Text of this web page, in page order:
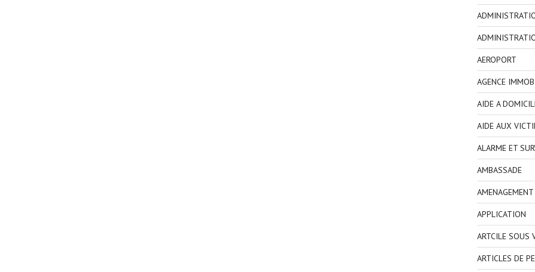
AEROPORT
AGENCE
AIDE A
AIDE AUX
ALARME ET
AMBASSADE
APPLICATION
ARTCILE SOUS
ARTICLES DE